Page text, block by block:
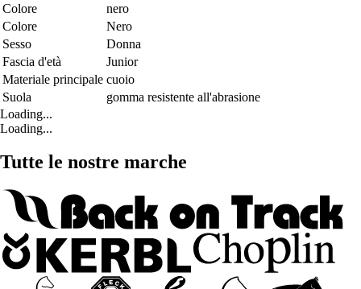
Colore
nero
Colore
Nero
Sesso
Donna
Fascia d'età
Junior
Materiale principale cuoio
Suola
gomma resistente all'abrasione
Loading...
Loading...
Tutte le nostre marche